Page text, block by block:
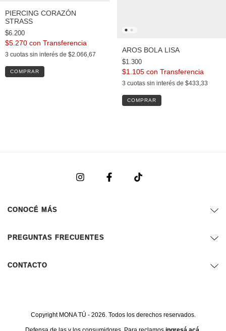
PIERCING CORAZÓN
STRASS
$6.200
$5.270 con
3 cuotas sin interés de $2.066,67
COMPRAR
AROS BOLA LISA
$1.300
$1.105 con
3 cuotas sin interés de $433,33
CONOCÉ MÁS
PREGUNTAS FRECUENTES
CONTACTO
Copyright MONA TÚ - 2026. Todos los derechos reservados.